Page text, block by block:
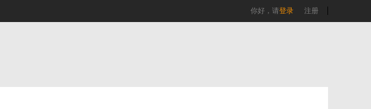
你好，请登录 注册